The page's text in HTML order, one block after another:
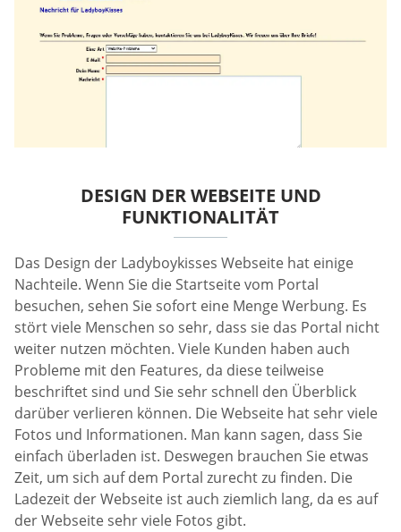
DESIGN DER WEBSEITE UND
FUNKTIONALITÄT
Das Design der Ladyboykisses Webseite hat einige
Nachteile. Wenn Sie die Startseite vom Portal
besuchen, sehen Sie sofort eine Menge Werbung. Es
stört viele Menschen so sehr, dass sie das Portal nicht
weiter nutzen möchten. Viele Kunden haben auch
Probleme mit den Features, da diese teilweise
beschriftet sind und Sie sehr schnell den Überblick
darüber verlieren können. Die Webseite hat sehr viele
Fotos und Informationen. Man kann sagen, dass Sie
einfach überladen ist. Deswegen brauchen Sie etwas
Zeit, um sich auf dem Portal zurecht zu finden. Die
Ladezeit der Webseite ist auch ziemlich lang, da es auf
der Webseite sehr viele Fotos gibt.